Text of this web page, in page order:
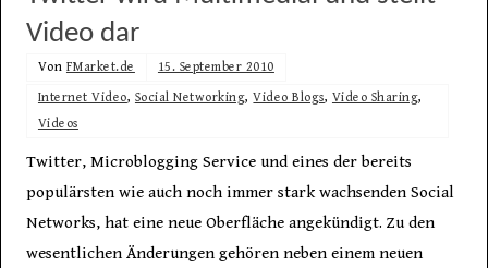
Video dar
Von FMarket.de 15. September 2010
Internet Video, Social Networking,Video Blogs, Video Sharing,
Videos
Twitter, Microblogging Service und eines der bereits
populärsten wie auch noch immer stark wachsenden Social
Networks, hat eine neue Oberfläche angekündigt. Zu den
wesentlichen Änderungen gehören neben einem neuen